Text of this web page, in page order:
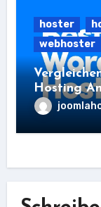
hoster
webhoster
Hosting